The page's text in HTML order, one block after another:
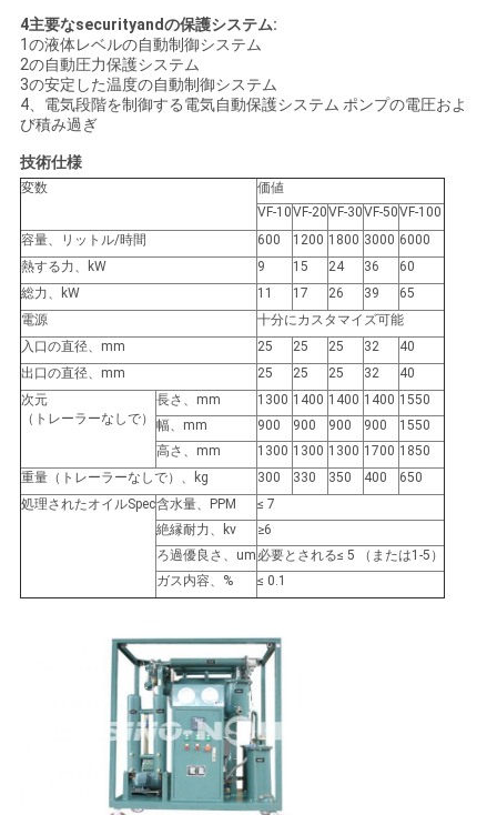
ー
ス
引
用
を
要
求
し
な
い
PRIVACY
4主要なsecurityandの保護システム:
1の液体レベルの自動制御システム
2の自動圧力保護システム
3の安定した温度の自動制御システム
4、電気段階を制御する電気自動保護システム ポンプの電圧およ
び積み過ぎ
技術仕様
変数
価値
VF-10VF-20VF-30VF-50VF-100
容量、リットル/時間
600 1200 1800 3000 6000
熱する力、kW
9 15 24 36
60
総力、kW
11 17 26 39
65
電源
十分にカスタマイズ可能
入口の直径、mm
25 25 25 32
40
出口の直径、mm
25 25 25 32
40
次元
（トレーラーなしで）
長さ、mm 1300 1400 1400 1400 1550
幅、mm
900 900 900 900
1550
高さ、mm
1300 1300 1300 1700 1850
重量（トレーラーなしで）、kg
300 330 350 400
650
処理されたオイルSpec含水量、PPM
≤ 7
絶縁耐力、kv
≥6
ろ過優良さ、um 必要とされる≤ 5 （または1-5）
ガス内容、%
≤ 0.1